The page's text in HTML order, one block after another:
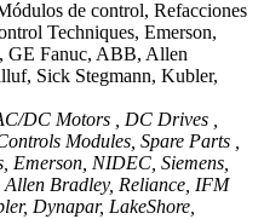
de control, Refacciones
Techniques, Emerson,
GE Fanuc, ABB, Allen
Sick Stegmann, Kubler,
DC Motors , DC Drives ,
Modules, Spare Parts ,
Emerson, NIDEC, Siemens,
Bradley, Reliance, IFM
Dynapar, LakeShore,